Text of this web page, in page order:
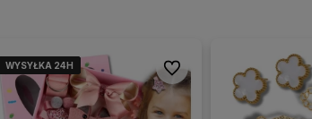
WYSYŁKA 24H
WYSYŁKA 24H
WYSYŁKA 24H
WYSYŁKA 24H Do ulubionych